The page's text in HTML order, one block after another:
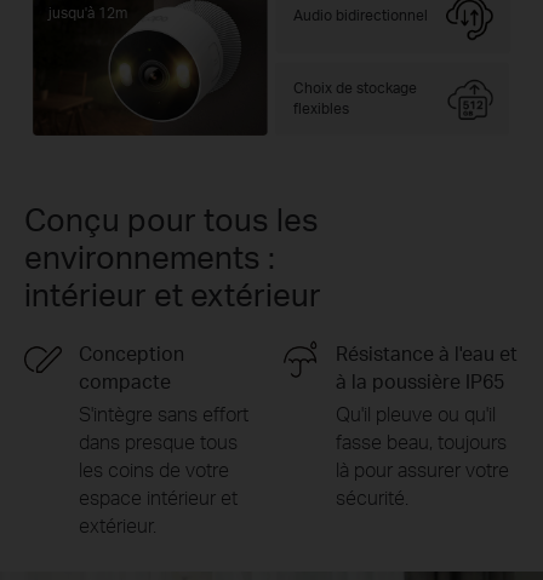
jusqu'à 12m Audio bidirectionnel
Choix de stockage
flexibles
Conçu pour tous les
environnements :
intérieur et extérieur
Conception
compacte
S'intègre sans effort
dans presque tous
les coins de votre
espace intérieur et
extérieur.
Résistance à l'eau et
à la poussière IP65
Qu'il pleuve ou qu'il
fasse beau, toujours
là pour assurer votre
sécurité.